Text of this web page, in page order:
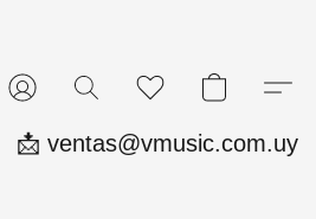
📩 ventas@vmusic.com.uy